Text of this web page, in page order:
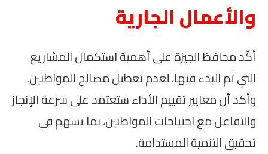
والأعمال الجارية
أكّد محافظ الجيزة على أهمية استكمال المشاريع
التي تم البدء فيها، لعدم تعطيل مصالح المواطنين.
وأكد أن معايير تقييم الأداء ستعتمد على سرعة الإنجاز
والتفاعل مع احتياجات المواطنين، بما يسهم في
تحقيق التنمية المستدامة.